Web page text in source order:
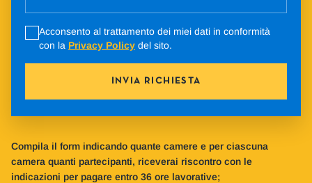
Compila il form indicando quante camere e per ciascuna
camera quanti partecipanti, riceverai riscontro con le
indicazioni per pagare entro 36 ore lavorative;
Acconsento al trattamento dei miei dati in conformità
con la Privacy Policy del sito.
INVIA RICHIESTA